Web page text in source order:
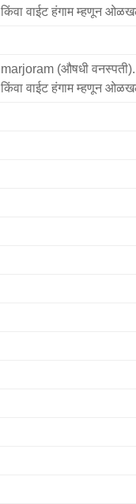
किंवा वाईट हंगाम म्हणून
marjoram (औषधी
किंवा वाईट हंगाम म्हणून